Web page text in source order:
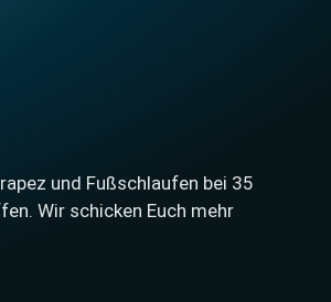
und Fußschlaufen bei 35
Wir schicken Euch mehr